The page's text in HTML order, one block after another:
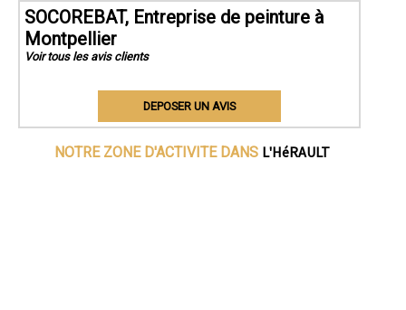
SOCOREBAT, Entreprise de peinture à
Montpellier
Voir tous les avis clients
DEPOSER UN AVIS
NOTRE ZONE D'ACTIVITE DANS L'HéRAULT